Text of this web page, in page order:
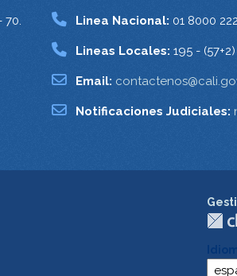
70.
Linea Nacional: 01 8000
Lineas Locales: 195 -
Email:
Notificaciones Judiciales: